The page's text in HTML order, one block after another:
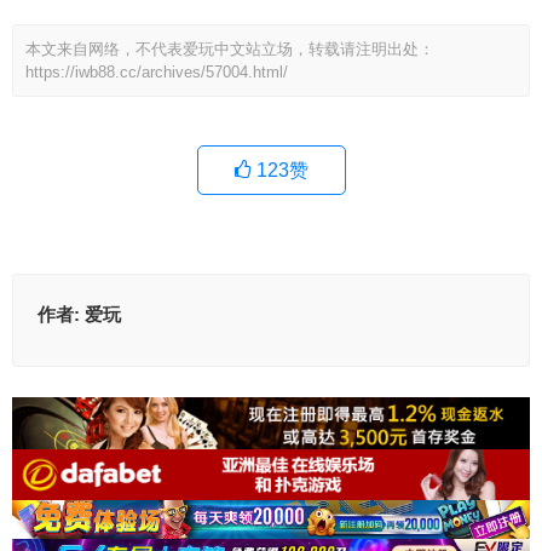
本文来自网络，不代表爱玩中文站立场，转载请注明出处：
https://iwb88.cc/archives/57004.html/
123赞
作者: 爱玩